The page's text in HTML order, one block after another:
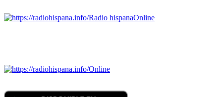
Radio hispanaOnline
Online